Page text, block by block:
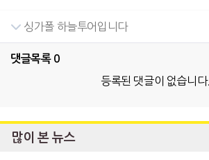
싱가폴 하늘투어입니다
댓글목록 0
등록된 댓글이 없습니다.
많이 본 뉴스